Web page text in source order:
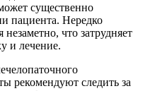
существенно
пациента. Нередко
незаметно, что затрудняет
и лечение.
рекомендуют следить за